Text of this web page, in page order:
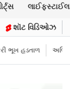
લાઈફસ્ટાઈલ
શૉટ વિડિઓઝ
નવી નીતિ જાહેર